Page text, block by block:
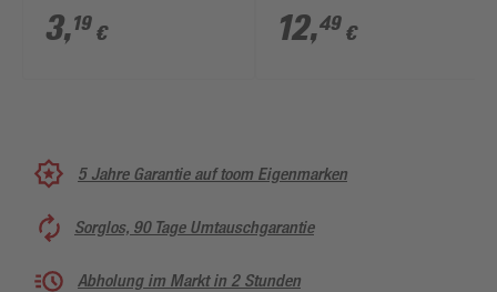
3,19 € 12,49 €
5 Jahre Garantie auf toom Eigenmarken
Sorglos, 90 Tage Umtauschgarantie
Abholung im Markt in 2 Stunden